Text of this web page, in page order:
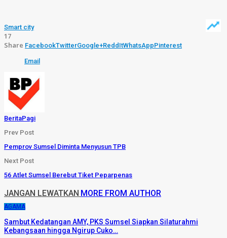
Smart city
17
Share FacebookTwitterGoogle+ReddItWhatsAppPinterest
Email
BeritaPagi
Prev Post
Pemprov Sumsel Diminta Menyusun TPB
Next Post
56 Atlet Sumsel Berebut Tiket Peparpenas
JANGAN LEWATKAN MORE FROM AUTHOR
AGAMA
Sambut Kedatangan AMY, PKS Sumsel Siapkan Silaturahmi
Kebangsaan hingga Ngirup Cuko…